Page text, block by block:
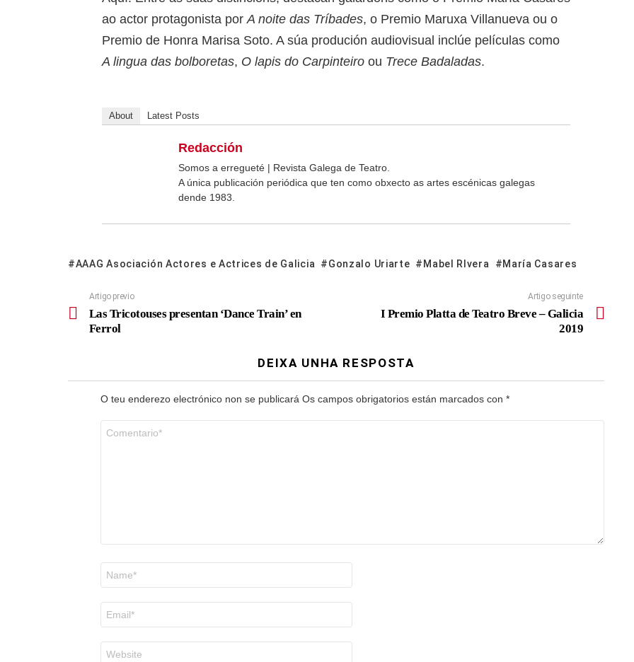
ao actor protagonista porA noite das Tríbades, o Premio Maruxa Villanueva ou o
Premio de Honra Marisa Soto. A súa produción audiovisual inclúe películas como
A lingua das bolboretas, O lapis do Carpinteiro ou Trece Badaladas.
About Latest Posts
Redacción
Somos a erregueté | Revista Galega de Teatro.
A única publicación periódica que ten como obxecto as artes escénicas galegas
dende 1983.
AAAG Asociación Actores e Actrices de Galicia Gonzalo Uriarte Mabel RIvera María Casares
Artigo previo
Las Tricotouses presentan ‘Dance Train’ en
Ferrol
Artigo seguinte
I Premio Platta de Teatro Breve – Galicia
2019
DEIXA UNHA RESPOSTA
O teu enderezo electrónico non se publicará Os campos obrigatorios están marcados con *
electrónico
*